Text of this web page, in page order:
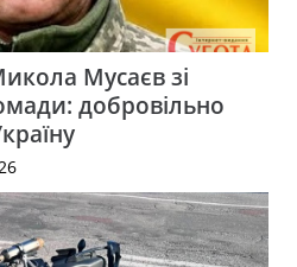
Мусаєв зі
добровільно